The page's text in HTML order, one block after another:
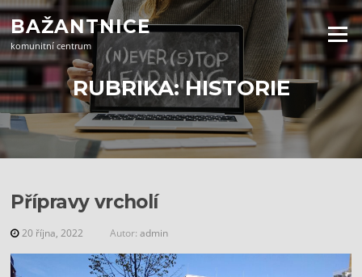
Přeskočit
na
obsah
BAŽANTNICE
komunitní centrum
Menu
RUBRIKA:HISTORIE
Přípravy vrcholí
20 října, 2022 Autor:admin